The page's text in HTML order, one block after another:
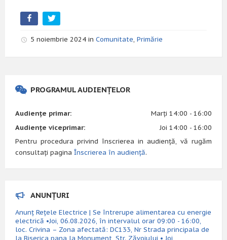
5 noiembrie 2024 in Comunitate, Primărie
PROGRAMUL AUDIENȚELOR
Audiențe primar:
Marți 14:00 - 16:00
Audiențe viceprimar:
Joi 14:00 - 16:00
Pentru procedura privind înscrierea in audiență, vă rugăm
consultați pagina Înscrierea în audiență.
ANUNȚURI
Anunț Rețele Electrice | Se întrerupe alimentarea cu energie
electrică •Joi, 06.08.2026, în intervalul orar 09:00 - 16:00,
loc. Crivina – Zona afectată: DC133, Nr Strada principala de